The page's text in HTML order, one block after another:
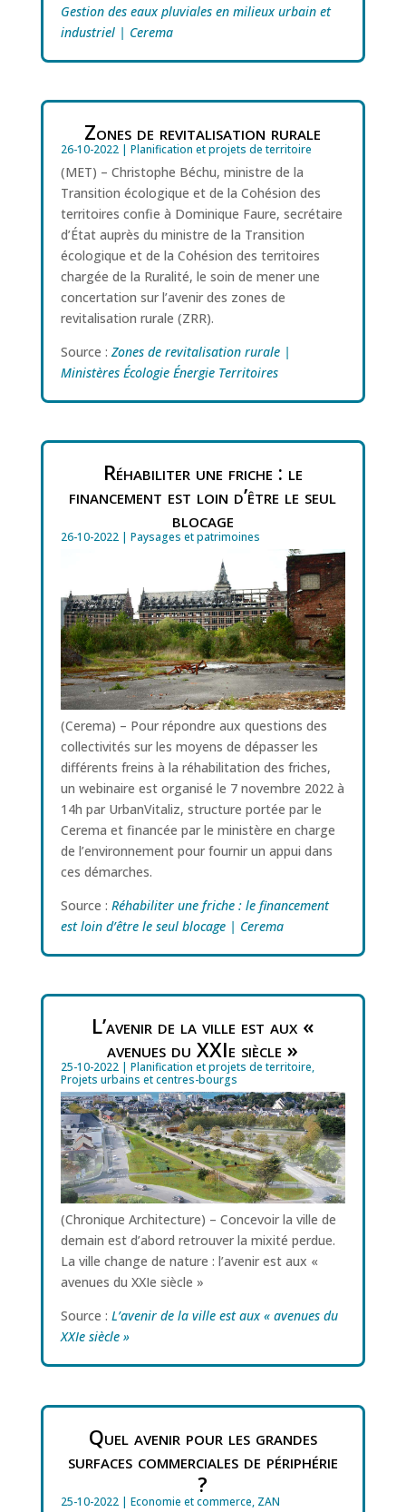
Gestion des eaux pluviales en milieux urbain et
industriel | Cerema
Zones de revitalisation rurale
26-10-2022| Planification et projets de territoire
(MET) – Christophe Béchu, ministre de la
Transition écologique et de la Cohésion des
territoires confie à Dominique Faure, secrétaire
d’État auprès du ministre de la Transition
écologique et de la Cohésion des territoires
chargée de la Ruralité, le soin de mener une
concertation sur l’avenir des zones de
revitalisation rurale (ZRR).
Source :Zones de revitalisation rurale |
Ministères Écologie Énergie Territoires
Réhabiliter une friche : le
financement est loin d’être le seul
blocage
26-10-2022| Paysages et patrimoines
(Cerema) – Pour répondre aux questions des
collectivités sur les moyens de dépasser les
différents freins à la réhabilitation des friches,
un webinaire est organisé le 7 novembre 2022 à
14h par UrbanVitaliz, structure portée par le
Cerema et financée par le ministère en charge
de l’environnement pour fournir un appui dans
ces démarches.
Source : Réhabiliter une friche : le financement
est loin d’être le seul blocage | Cerema
L’avenir de la ville est aux «
avenues du XXIe siècle »
25-10-2022| Planification et projets de territoire,
Projets urbains et centres-bourgs
(Chronique Architecture) – Concevoir la ville de
demain est d’abord retrouver la mixité perdue.
La ville change de nature : l’avenir est aux «
avenues du XXIe siècle »
Source : L’avenir de la ville est aux « avenues du
XXIe siècle »
Quel avenir pour les grandes
surfaces commerciales de périphérie
?
25-10-2022| Economie et commerce, ZAN